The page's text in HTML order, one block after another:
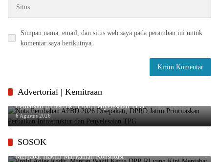
Simpan nama, email, dan situs web saya pada peramban ini untuk
komentar saya berikutnya.
Advertorial | Kemitraan
Nota Perubahan APBD 2026 Disepakati, DPRD Jatim Prioritaskan
Perbaikan Infrastruktur dan Penyelesaian TPG
6 Agustus 2026
SOSOK
Profil Adies Kadir, Mantan Wakil Ketua DPR RI yang Kini
Menjabat Hakim Mahkamah Konstitusi